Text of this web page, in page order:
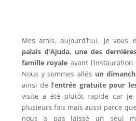
Mes amis, aujourd’hui, je vous
palais d’Ajuda, une des
famille royale avant
Nous y sommes allés un
ainsi de l’entrée gratuite pour
visite a été plutôt rapide car je
plusieurs fois mais aussi parce
nous a pas laissé un seul